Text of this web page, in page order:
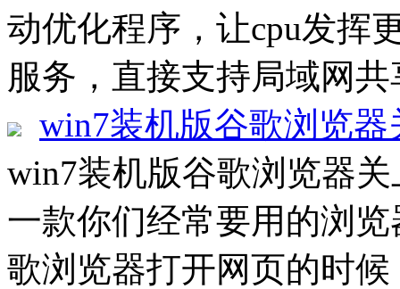
动优化程序，让cpu发挥
服务，直接支持局域网
win7装机版谷歌浏览
win7装机版谷歌浏览器
一款你们经常要用的浏
歌浏览器打开网页的时